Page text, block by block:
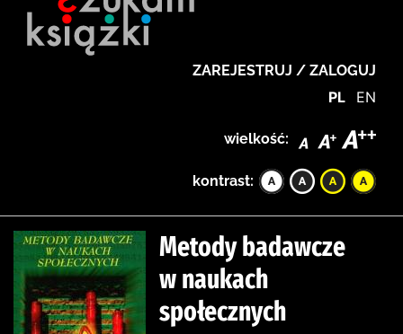
ZAREJESTRUJ / ZALOGUJ
PL EN
wielkość:
kontrast:
Metody badawcze
w naukach
społecznych